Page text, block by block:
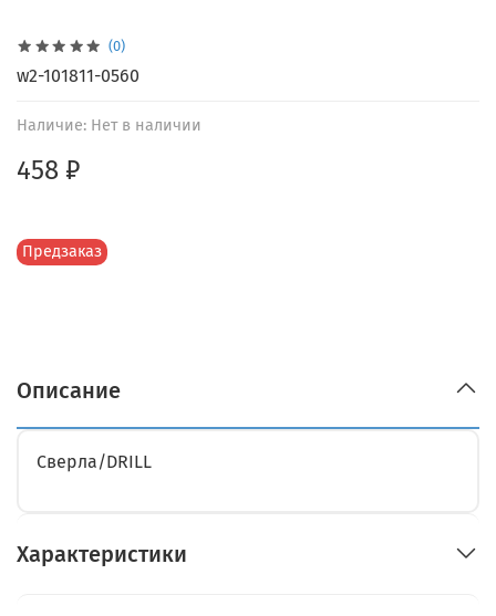
(0)
Наличие: Нет в наличии
Предзаказ
458 ₽
w2-101811-0560
Описание
Сверла/DRILL
Характеристики